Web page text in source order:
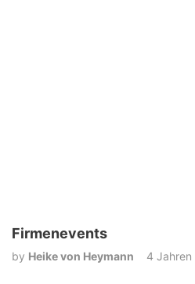
Firmenevents
by Heike von Heymann 4 Jahren